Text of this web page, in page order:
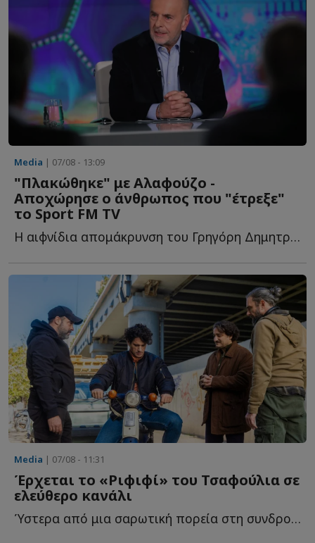
Media | 07/08 - 13:09
"Πλακώθηκε" με Αλαφούζο -
Αποχώρησε ο άνθρωπος που "έτρεξε"
το Sport FM TV
Η αιφνίδια απομάκρυνση του Γρηγόρη Δημητριάδη από τ...
Media | 07/08 - 11:31
Έρχεται το «Ριφιφί» του Τσαφούλια σε
ελεύθερο κανάλι
Ύστερα από μια σαρωτική πορεία στη συνδρομητική τηλεόραση, τ...